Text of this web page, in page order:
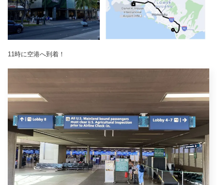
11時に空港へ到着！